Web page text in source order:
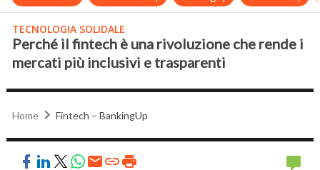
TECNOLOGIA SOLIDALE
Perché il fintech è una rivoluzione che rende i
mercati più inclusivi e trasparenti
Home Fintech – BankingUp